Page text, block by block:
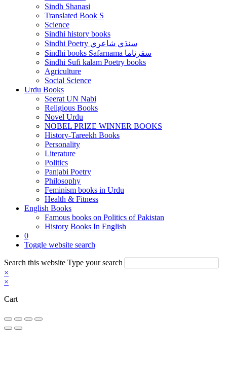
Sindh Shanasi
Translated Book S
Science
Sindhi history books
Sindhi Poetry سنڌي شاعري
Sindhi books Safarnama سفرناما
Sindhi Sufi kalam Poetry books
Agriculture
Social Science
Urdu Books
Seerat UN Nabi
Religious Books
Novel Urdu
NOBEL PRIZE WINNER BOOKS
History-Tareekh Books
Personality
Literature
Politics
Panjabi Poetry
Philosophy
Feminism books in Urdu
Health & Fitness
English Books
Famous books on Politics of Pakistan
History Books In English
0
Toggle website search
Search this website Type your search
×
×
Cart